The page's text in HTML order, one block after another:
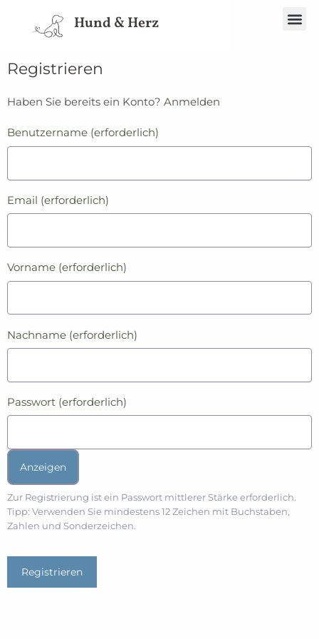
Hund & Herz
Registrieren
Haben Sie bereits ein Konto? Anmelden
Benutzername (erforderlich)
Email (erforderlich)
Vorname (erforderlich)
Nachname (erforderlich)
Passwort (erforderlich)
Anzeigen
Zur Registrierung ist ein Passwort mittlerer Stärke erforderlich.
Tipp: Verwenden Sie mindestens 12 Zeichen mit Buchstaben,
Zahlen und Sonderzeichen.